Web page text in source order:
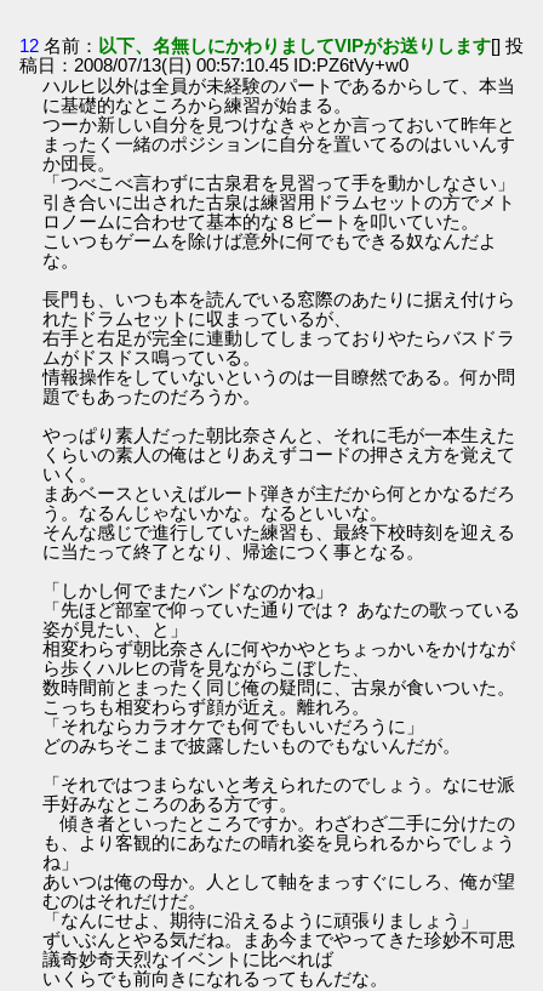
12 名前： 以下、名無しにかわりましてVIPがお送りします[] 投
稿日：2008/07/13(日) 00:57:10.45 ID:PZ6tVy+w0
ハルヒ以外は全員が未経験のパートであるからして、本当
に基礎的なところから練習が始まる。
つーか新しい自分を見つけなきゃとか言っておいて昨年と
まったく一緒のポジションに自分を置いてるのはいいんす
か団長。
「つべこべ言わずに古泉君を見習って手を動かしなさい」
引き合いに出された古泉は練習用ドラムセットの方でメト
ロノームに合わせて基本的な８ビートを叩いていた。
こいつもゲームを除けば意外に何でもできる奴なんだよ
な。
長門も、いつも本を読んでいる窓際のあたりに据え付けら
れたドラムセットに収まっているが、
右手と右足が完全に連動してしまっておりやたらバスドラ
ムがドスドス鳴っている。
情報操作をしていないというのは一目瞭然である。何か問
題でもあったのだろうか。
やっぱり素人だった朝比奈さんと、それに毛が一本生えた
くらいの素人の俺はとりあえずコードの押さえ方を覚えて
いく。
まあベースといえばルート弾きが主だから何とかなるだろ
う。なるんじゃないかな。なるといいな。
そんな感じで進行していた練習も、最終下校時刻を迎える
に当たって終了となり、帰途につく事となる。
「しかし何でまたバンドなのかね」
「先ほど部室で仰っていた通りでは？ あなたの歌っている
姿が見たい、と」
相変わらず朝比奈さんに何やかやとちょっかいをかけなが
ら歩くハルヒの背を見ながらこぼした、
数時間前とまったく同じ俺の疑問に、古泉が食いついた。
こっちも相変わらず顔が近え。離れろ。
「それならカラオケでも何でもいいだろうに」
どのみちそこまで披露したいものでもないんだが。
「それではつまらないと考えられたのでしょう。なにせ派
手好みなところのある方です。
傾き者といったところですか。わざわざ二手に分けたの
も、より客観的にあなたの晴れ姿を見られるからでしょう
ね」
あいつは俺の母か。人として軸をまっすぐにしろ、俺が望
むのはそれだけだ。
「なんにせよ、期待に沿えるように頑張りましょう」
ずいぶんとやる気だね。まあ今までやってきた珍妙不可思
議奇妙奇天烈なイベントに比べれば
いくらでも前向きになれるってもんだな。